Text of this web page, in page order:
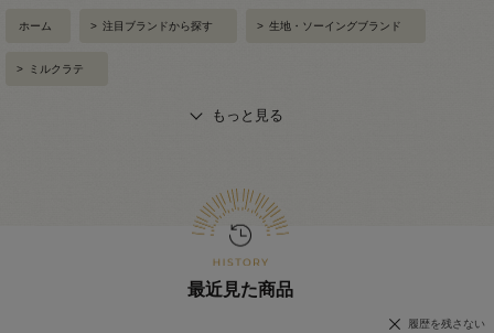
ホーム > 注目ブランドから探す > 生地・ソーイングブランド
> ミルクラテ
もっと見る
最近見た商品
履歴を残さない